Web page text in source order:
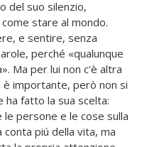
del suo silenzio,
stare al mondo.
e sentire, senza
perché «qualunque
Ma per lui non c'è altra
è importante, però non si
ha fatto la sua scelta:
persone e le cose sulla
piú della vita, ma